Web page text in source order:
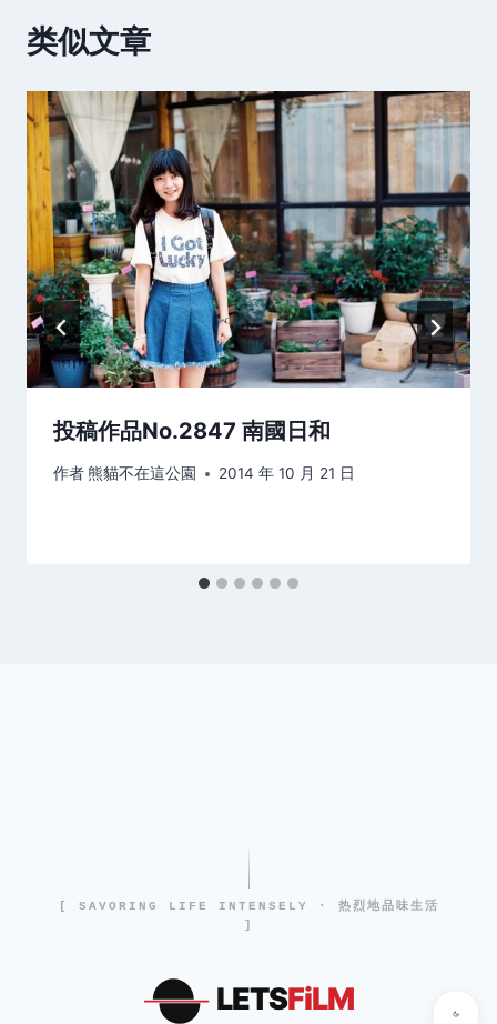
类似文章
投稿作品No.2847 南國日和
作者熊貓不在這公園 2014 年 10 月 21 日
[ SAVORING LIFE INTENSELY · 热烈地品味生活
]
LETSFiLM